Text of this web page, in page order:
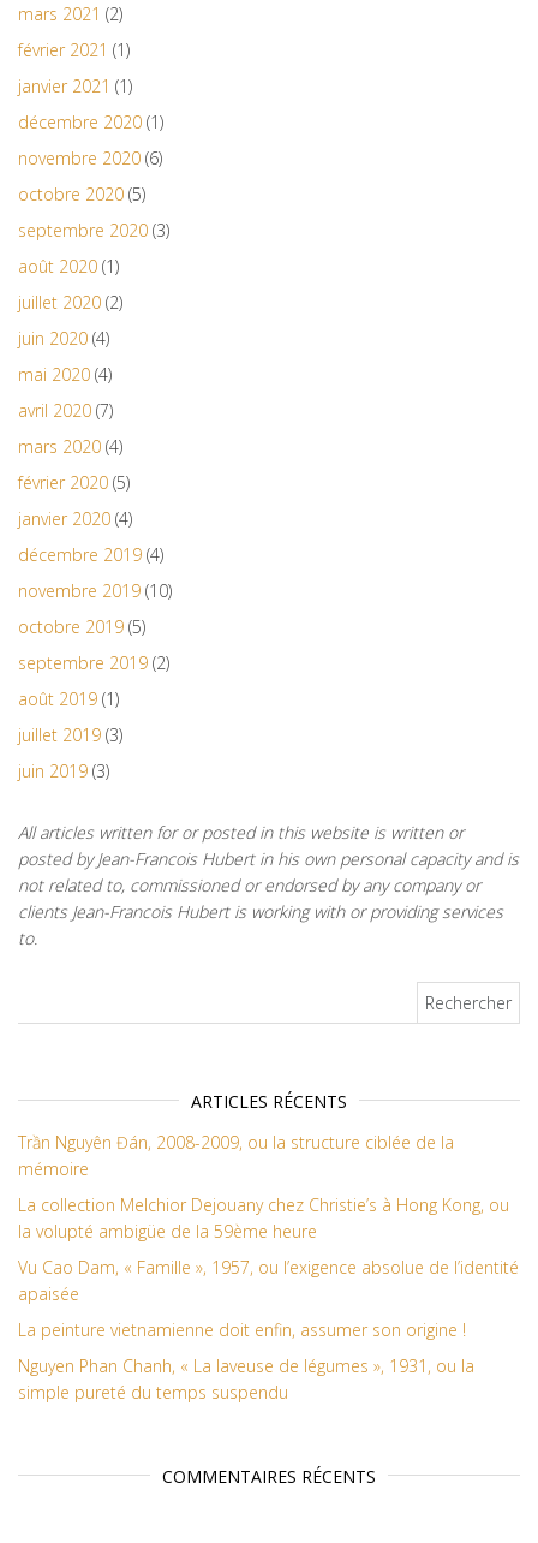
mars 2021 (2)
février 2021 (1)
janvier 2021 (1)
décembre 2020 (1)
novembre 2020 (6)
octobre 2020 (5)
septembre 2020 (3)
août 2020 (1)
juillet 2020 (2)
juin 2020 (4)
mai 2020 (4)
avril 2020 (7)
mars 2020 (4)
février 2020 (5)
janvier 2020 (4)
décembre 2019 (4)
novembre 2019 (10)
octobre 2019 (5)
septembre 2019 (2)
août 2019 (1)
juillet 2019 (3)
juin 2019 (3)
All articles written for or posted in this website is written or
posted by Jean-Francois Hubert in his own personal capacity and is
not related to, commissioned or endorsed by any company or
clients Jean-Francois Hubert is working with or providing services
to.
ARTICLES RÉCENTS
Trần Nguyên Đán, 2008-2009, ou la structure ciblée de la
mémoire
La collection Melchior Dejouany chez Christie’s à Hong Kong, ou
la volupté ambigüe de la 59ème heure
Vu Cao Dam, « Famille », 1957, ou l’exigence absolue de l’identité
apaisée
La peinture vietnamienne doit enfin, assumer son origine !
Nguyen Phan Chanh, « La laveuse de légumes », 1931, ou la
simple pureté du temps suspendu
COMMENTAIRES RÉCENTS